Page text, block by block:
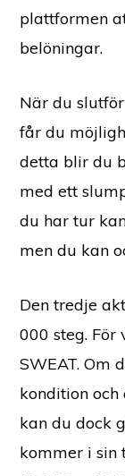
plattformen
belöningar.
När du
får du
detta blir du
med ett
du har tur
men du kan
Den tredje
000 steg. För
SWEAT. Om
kondition
kan du dock
kommer i sin